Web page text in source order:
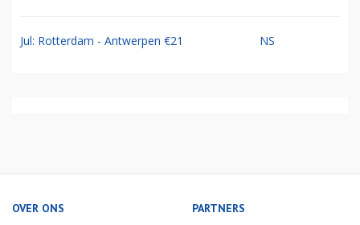
Jul: Rotterdam - Antwerpen €21 NS
OVER ONS PARTNERS